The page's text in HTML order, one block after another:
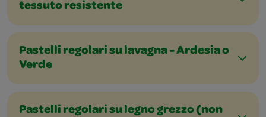
tessuto resistente
Pastelli regolari su lavagna - Ardesia o
Verde
Pastelli regolari su legno grezzo (non